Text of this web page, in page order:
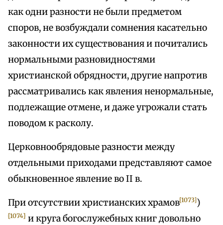
как одни разности не были предметом
споров, не возбуждали сомнения касательно
законности их существования и почитались
нормальными разновидностями
христианской обрядности, другие напротив
рассматривались как явления ненормальные,
подлежащие отмене, и даже угрожали стать
поводом к расколу.
Церковнообрядовые разности между
отдельными приходами представляют самое
обыкновенное явление во II в.
При отсутствии христианских храмов[1073])
{1074} и круга богослужебных книг довольно